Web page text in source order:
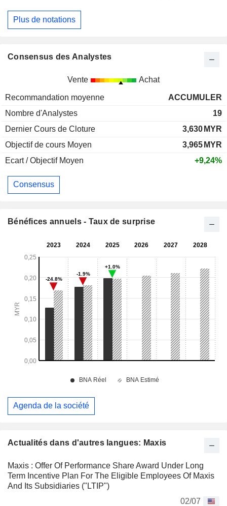
Actualités dans d'autres langues: Maxis
Maxis : Offer Of Performance Share Award Under Long
Term Incentive Plan For The Eligible Employees Of Maxis
And Its Subsidiaries ("LTIP")
02/07
Plus de notations
Consensus des Analystes
Vente Achat
Recommandation moyenne
ACCUMULER
Nombre d'Analystes
19
Dernier Cours de Cloture
3,630 MYR
Objectif de cours Moyen
3,965 MYR
Ecart / Objectif Moyen
+9,24%
Consensus
Bénéfices annuels - Taux de surprise
Agenda de la société